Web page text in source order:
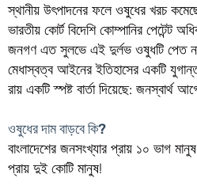
স্থানীয় উৎপাদনের ফলে ওষুধের খরচ
ভারতীয় কোর্ট বিদেশি কোম্পানির পেটেন্ট
জনগণ এত সুলভে এই দুর্লভ ওষুধটি পেত
মেধাস্বত্ব আইনের ইতিহাসের একটি
রায় একটি স্পষ্ট বার্তা দিয়েছে: জনস্বার্থ
ওষুধের দাম বাড়বে কি?
বাংলাদেশের জনসংখ্যার প্রায় ১০ ভাগ
প্রায় দুই কোটি মানুষ!